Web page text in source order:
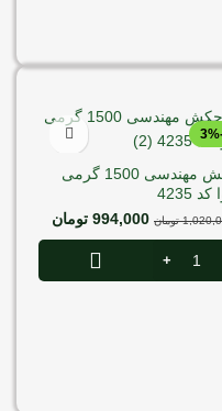
-
چکش مهندسی 1500 گرمی
4235
تومان 994,000 تومان